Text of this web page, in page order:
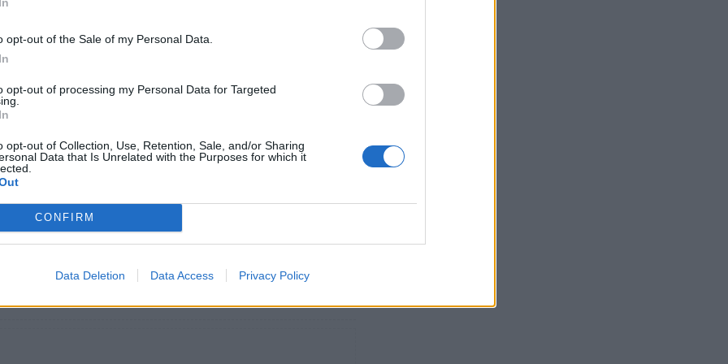
opt-out of the Sale of my Personal Data.
opt-out of processing my Personal Data for Targeted
opt-out of Collection, Use, Retention, Sale, and/or Sharing
Data that Is Unrelated with the Purposes for which it
CONFIRM
Data Deletion Data Access Privacy Policy
μια αλλαγή συμπεριφοράς. Η αύξηση χρήσης
είναι αποτέλεσμα μιας παρατεταμένης πίεσης
και αύξηση της γρίπης, δείχνουν τα
σε ΤΕΠ και νοσηλείες το αποτύπωμα των